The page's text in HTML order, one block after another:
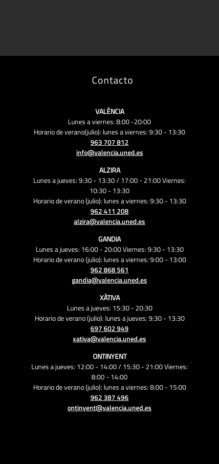
Contacto
VALÈNCIA
Lunes a viernes: 8:00 -20:00
Horario de verano(julio): lunes a viernes: 9:30 - 13:30
963 707 812
info@valencia.uned.es
ALZIRA
Lunes a jueves: 9:30 - 13:30 / 17:00 - 21:00 Viernes:
10:30 - 13:30
Horario de verano (julio): lunes a viernes: 9:30 - 13:30
962 411 208
alzira@valencia.uned.es
GANDIA
Lunes a jueves: 16:00 - 20:00 Viernes: 9:30 - 13:30
Horario de verano (julio): lunes a viernes: 9:00 - 13:00
962 868 561
gandia@valencia.uned.es
XÀTIVA
Lunes a jueves: 15:30 - 20:30
Horario de verano (julio): lunes a jueves: 9:30 - 13:30
697 602 949
xativa@valencia.uned.es
ONTINYENT
Lunes a jueves: 12:00 - 14:00 / 15:30 - 21:00 Viernes:
8:00 - 14:00
Horario de verano (julio): lunes a viernes: 8:00 - 15:00
962 387 496
ontinyent@valencia.uned.es